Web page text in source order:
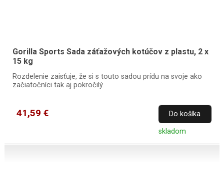
Gorilla Sports Sada záťažových kotúčov z plastu, 2 x
15 kg
Rozdelenie zaisťuje, že si s touto sadou prídu na svoje ako
začiatočníci tak aj pokročilý.
41,59 € Do košíka
skladom